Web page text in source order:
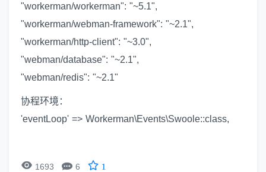
"workerman/workerman": "~5.1",
"workerman/webman-framework": "~2.1",
"workerman/http-client": "~3.0",
"webman/database": "~2.1",
"webman/redis": "~2.1"
协程环境：
'eventLoop' => Workerman\Events\Swoole::class,
 1693  6 1